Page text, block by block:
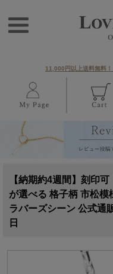
11,000円以上送料無料
【納期約4週間】刻印
が選べる 格子柄 市松
ラバーズシーン 公式通
日